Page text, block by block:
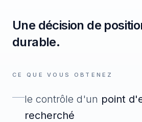
Une décision de
durable.
CE QUE VOUS OBTENEZ
le contrôle d'un point
recherché